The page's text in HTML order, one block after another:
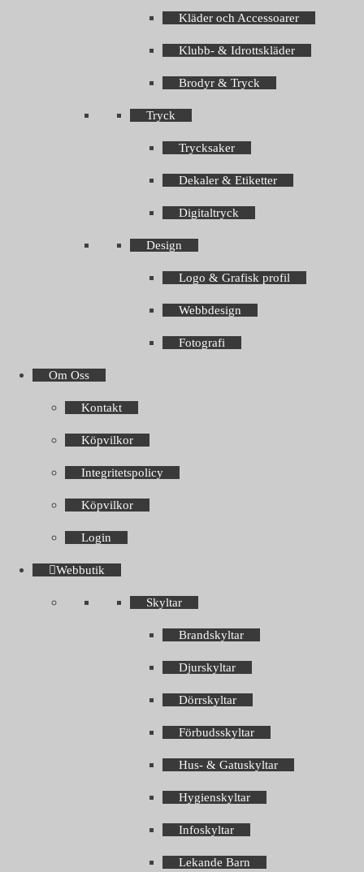
Kläder och Accessoarer
Klubb- & Idrottskläder
Brodyr & Tryck
Tryck
Trycksaker
Dekaler & Etiketter
Digitaltryck
Design
Logo & Grafisk profil
Webbdesign
Fotografi
Om Oss
Kontakt
Köpvilkor
Integritetspolicy
Köpvilkor
Login
Webbutik
Skyltar
Brandskyltar
Djurskyltar
Dörrskyltar
Förbudsskyltar
Hus- & Gatuskyltar
Hygienskyltar
Infoskyltar
Lekande Barn